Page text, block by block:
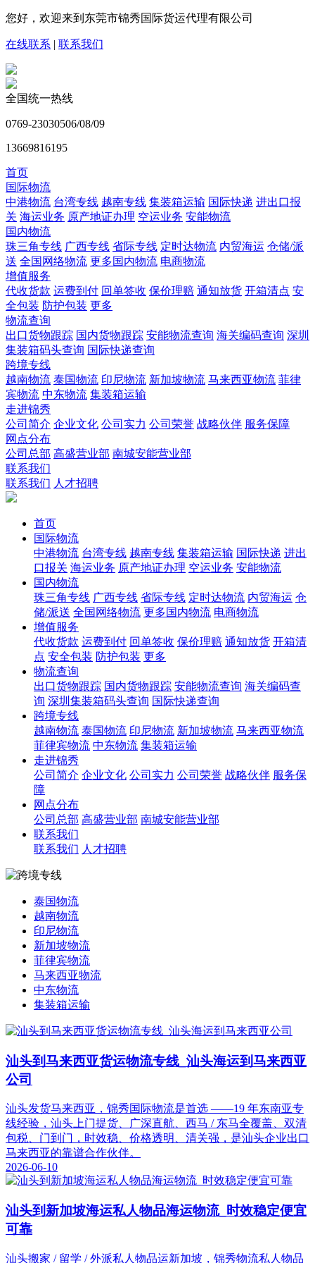
您好，欢迎来到东莞市锦秀国际货运代理有限公司
在线联系 | 联系我们
全国统一热线
0769-23030506/08/09
13669816195
首页
国际物流
中港物流 台湾专线 越南专线 集装箱运输 国际快递 进出口报
关 海运业务 原产地证办理 空运业务 安能物流
国内物流
珠三角专线 广西专线 省际专线 定时达物流 内贸海运 仓储/派
送 全国网络物流 更多国内物流 电商物流
增值服务
代收货款 运费到付 回单签收 保价理赔 通知放货 开箱清点 安
全包装 防护包装 更多
物流查询
出口货物跟踪 国内货物跟踪 安能物流查询 海关编码查询 深圳
集装箱码头查询 国际快递查询
跨境专线
越南物流 泰国物流 印尼物流 新加坡物流 马来西亚物流 菲律
宾物流 中东物流 集装箱运输
走进锦秀
公司简介 企业文化 公司实力 公司荣誉 战略伙伴 服务保障
网点分布
公司总部 高盛营业部 南城安能营业部
联系我们
联系我们 人才招聘
首页
国际物流
中港物流 台湾专线 越南专线 集装箱运输 国际快递 进出
口报关 海运业务 原产地证办理 空运业务 安能物流
国内物流
珠三角专线 广西专线 省际专线 定时达物流 内贸海运 仓
储/派送 全国网络物流 更多国内物流 电商物流
增值服务
代收货款 运费到付 回单签收 保价理赔 通知放货 开箱清
点 安全包装 防护包装 更多
物流查询
出口货物跟踪 国内货物跟踪 安能物流查询 海关编码查
询 深圳集装箱码头查询 国际快递查询
跨境专线
越南物流 泰国物流 印尼物流 新加坡物流 马来西亚物流
菲律宾物流 中东物流 集装箱运输
走进锦秀
公司简介 企业文化 公司实力 公司荣誉 战略伙伴 服务保
障
网点分布
公司总部 高盛营业部 南城安能营业部
联系我们
联系我们 人才招聘
泰国物流
越南物流
印尼物流
新加坡物流
菲律宾物流
马来西亚物流
中东物流
集装箱运输
汕头到马来西亚货运物流专线_汕头海运到马来西亚
公司
汕头发货马来西亚，锦秀国际物流是首选 ——19 年东南亚专
线经验，汕头上门提货、广深直航、西马 / 东马全覆盖、双清
包税、门到门，时效稳、价格透明、清关强，是汕头企业出口
马来西亚的靠谱合作伙伴。
2026-06-10
汕头到新加坡海运私人物品海运物流_时效稳定便宜
可靠
汕头搬家 / 留学 / 外派私人物品运新加坡，锦秀物流私人物品